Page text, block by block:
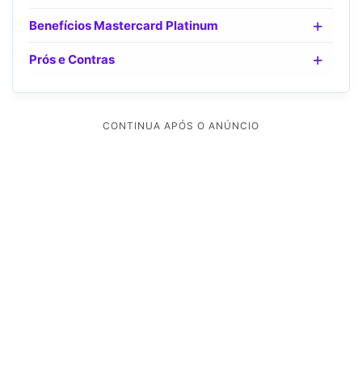
Benefícios Mastercard Platinum
Prós e Contras